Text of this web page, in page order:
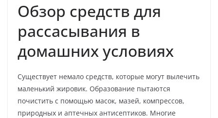
Обзор средств для
рассасывания в
домашних условиях
Существует немало средств, которые могут вылечить
маленький жировик. Образование пытаются
почистить с помощью масок, мазей, компрессов,
природных и аптечных антисептиков. Многие